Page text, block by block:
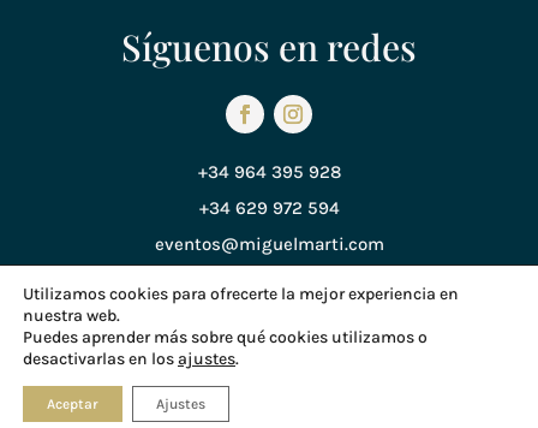
Síguenos en redes
+34 964 395 928
+34 629 972 594
eventos@miguelmarti.com
Política de Privacidad
Política de Cookies
© Copyright 2018 Miguel Martí
Utilizamos cookies para ofrecerte la mejor experiencia en
nuestra web.
Puedes aprender más sobre qué cookies utilizamos o
desactivarlas en losajustes.
Aceptar Ajustes